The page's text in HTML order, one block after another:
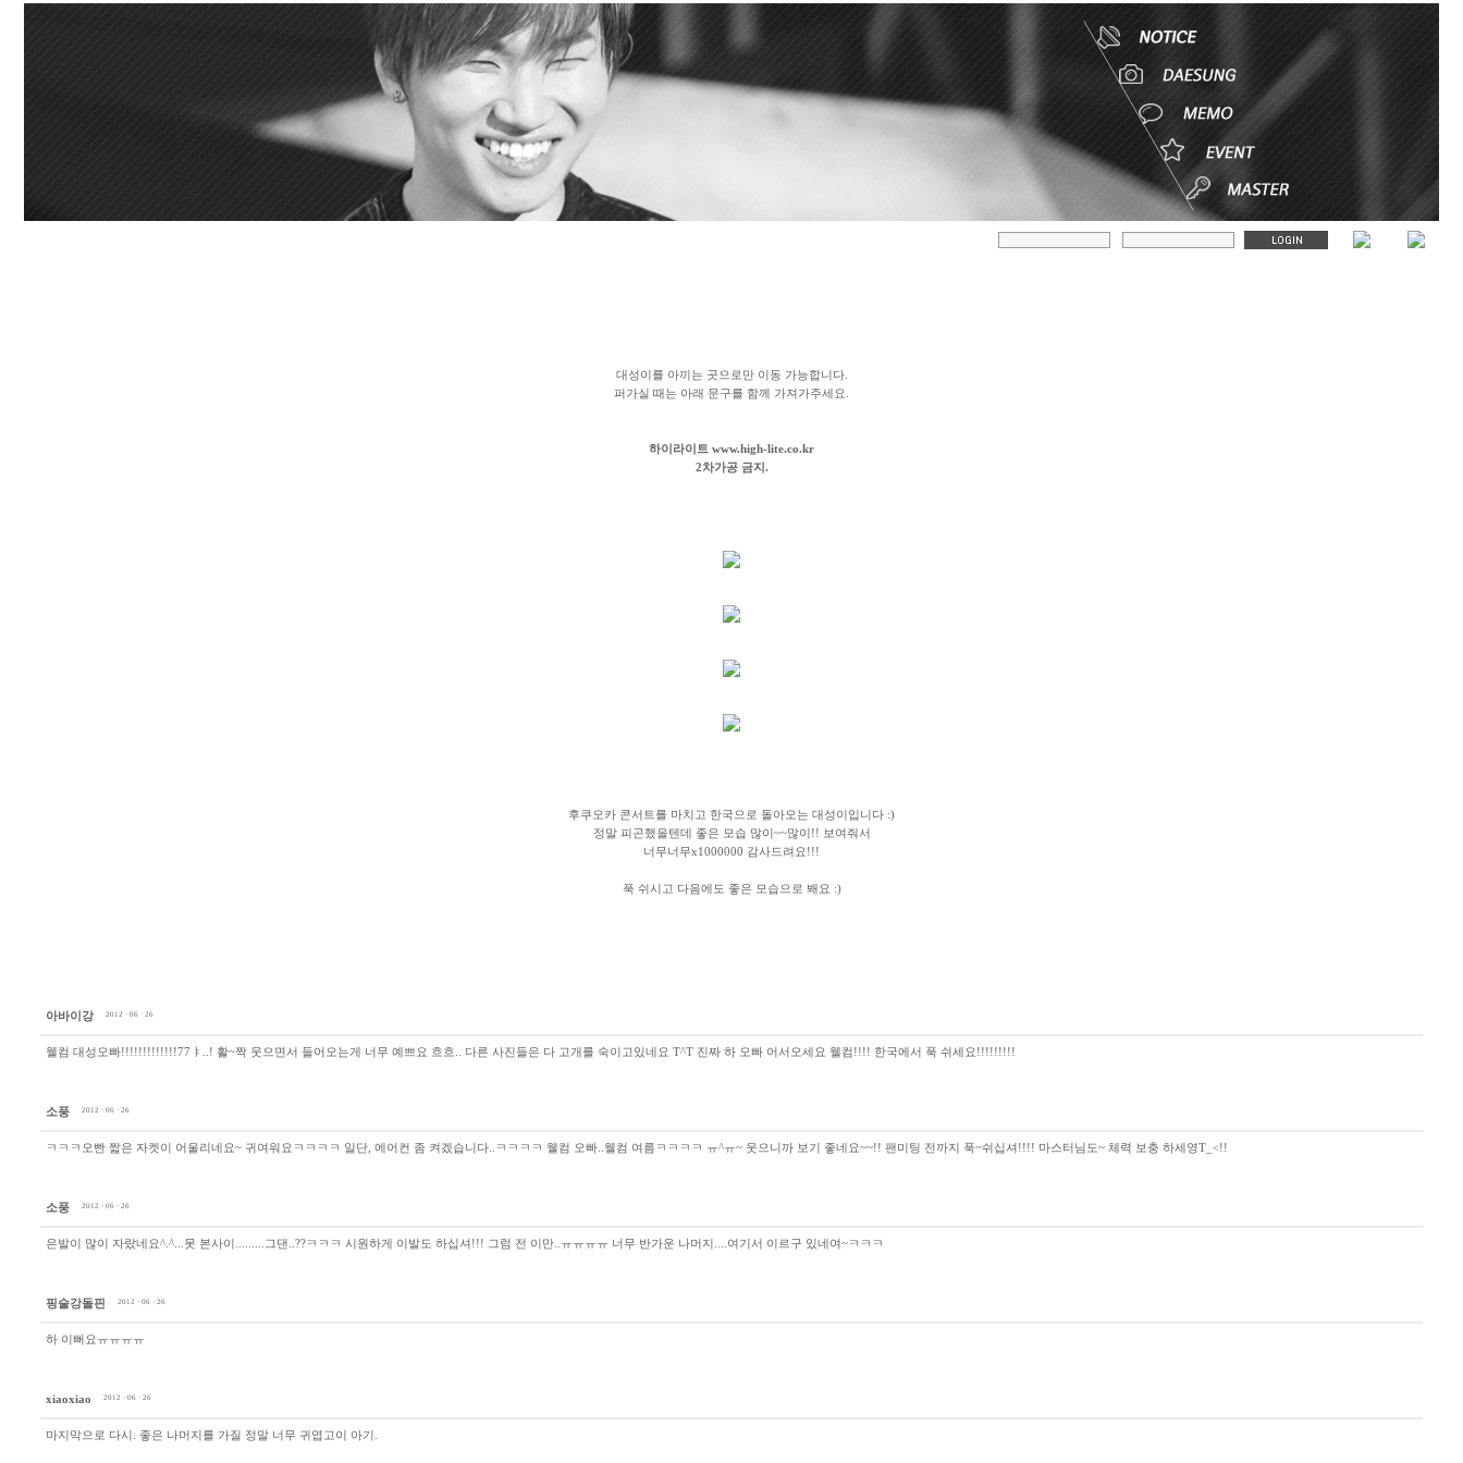
대성이를 아끼는 곳으로만 이동 가능합니다.
퍼가실 때는 아래 문구를 함께 가져가주세요.
하이라이트 www.high-lite.co.kr
2차가공 금지.
후쿠오카 콘서트를 마치고 한국으로 돌아오는 대성이입니다 :)
정말 피곤했을텐데 좋은 모습 많이~~많이!! 보여줘서
너무너무x1000000 감사드려요!!!
푹 쉬시고 다음에도 좋은 모습으로 봬요 :)
아바이강 2012 · 06 · 26
웰컴 대성오빠!!!!!!!!!!!!!77ㅑ..! 활~짝 웃으면서 들어오는게 너무 예쁘요 흐흐.. 다른 사진들은 다 고개를 숙이고있네요 T^T 진짜 하 오빠 어서오세요 웰컴!!!! 한국에서 푹 쉬세요!!!!!!!!!
소풍 2012 · 06 · 26
ㅋㅋㅋ오빤 짧은 자켓이 어울리네요~ 귀여워요ㅋㅋㅋㅋ 일단, 에어컨 좀 켜겠습니다..ㅋㅋㅋㅋ 웰컴 오빠..웰컴 여름ㅋㅋㅋㅋ ㅠ^ㅠ~ 웃으니까 보기 좋네요~~!! 팬미팅 전까지 푹~쉬십셔!!!! 마스터님도~ 체력 보충 하세영T_<!!
소풍 2012 · 06 · 26
은발이 많이 자랐네요^.^...못 본사이.........그댄..??ㅋㅋㅋ 시원하게 이발도 하십셔!!! 그럼 전 이만..ㅠㅠㅠㅠ 너무 반가운 나머지....여기서 이르구 있네여~ㅋㅋㅋ
핑술강돌핀 2012 · 06 · 26
하 이뻐요ㅠㅠㅠㅠ
xiaoxiao 2012 · 06 · 26
마지막으로 다시. 좋은 나머지를 가질 정말 너무 귀엽고이 아기.